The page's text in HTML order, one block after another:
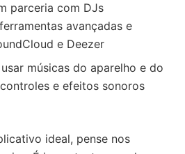
parceria com DJs
avançadas e
e Deezer
músicas do aparelho e do
e efeitos sonoros
ideal, pense nos